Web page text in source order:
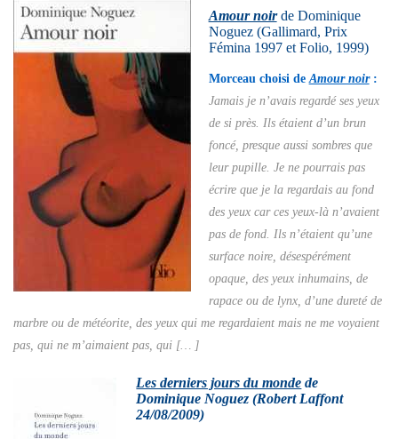
Amour noir de Dominique
Noguez (Gallimard, Prix
Fémina 1997 et Folio, 1999)
Morceau choisi deAmour noir:
Jamais je n’avais regardé ses yeux
de si près. Ils étaient d’un brun
foncé, presque aussi sombres que
leur pupille. Je ne pourrais pas
écrire que je la regardais au fond
des yeux car ces yeux-là n’avaient
pas de fond. Ils n’étaient qu’une
surface noire, désespérément
opaque, des yeux inhumains, de
rapace ou de lynx, d’une dureté de
marbre ou de météorite, des yeux qui me regardaient mais ne me voyaient
pas, qui ne m’aimaient pas, qui [… ]
Les derniers jours du monde de
Dominique Noguez (Robert Laffont
24/08/2009)